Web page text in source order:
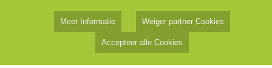
Meer Informatie Weiger partner Cookies
Accepteer alle Cookies